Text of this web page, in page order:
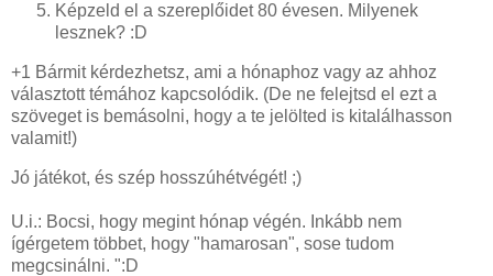
Képzeld el a szereplőidet 80 évesen. Milyenek
lesznek? :D
+1 Bármit kérdezhetsz, ami a hónaphoz vagy az ahhoz
választott témához kapcsolódik. (De ne felejtsd el ezt a
szöveget is bemásolni, hogy a te jelölted is kitalálhasson
valamit!)
Jó játékot, és szép hosszúhétvégét! ;)
U.i.: Bocsi, hogy megint hónap végén. Inkább nem
ígérgetem többet, hogy "hamarosan", sose tudom
megcsinálni. ":D